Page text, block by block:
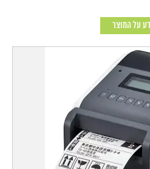
על המוצר